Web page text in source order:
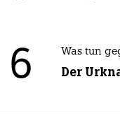
6 Was tun
Der